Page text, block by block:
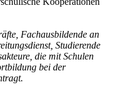
Fachausbildende an
­Studierende
die mit Schulen
bei der